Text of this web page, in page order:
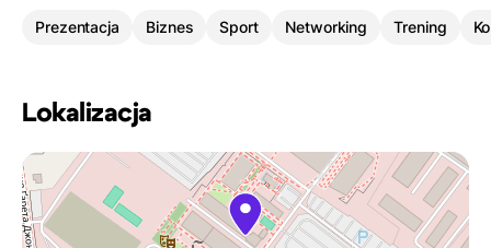
Prezentacja Biznes Sport Networking Trening
Lokalizacja